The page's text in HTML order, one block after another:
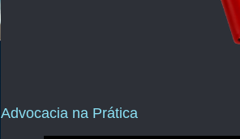
Advocacia na Prática